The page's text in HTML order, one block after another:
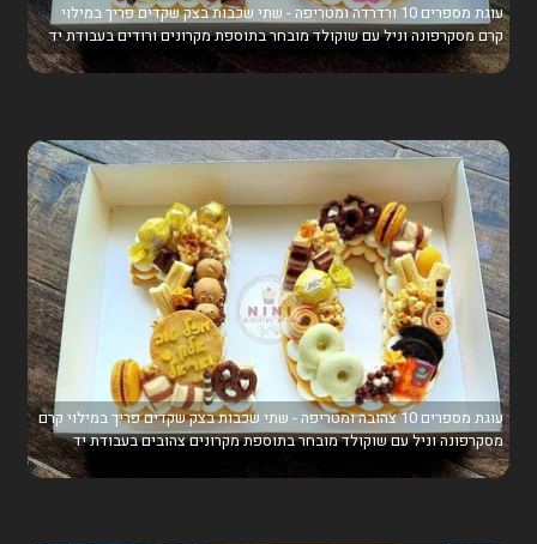
עוגת מספרים 10 ורדרדה ומטריפה - שתי שכבות בצק שקדים פריך במילוי
קרם מסקרפונה וניל עם שוקולד מובחר בתוספת מקרונים ורודים בעבודת יד
עוגת מספרים 10 צהובה ומטריפה - שתי שכבות בצק שקדים פריך במילוי קרם
מסקרפונה וניל עם שוקולד מובחר בתוספת מקרונים צהובים בעבודת יד